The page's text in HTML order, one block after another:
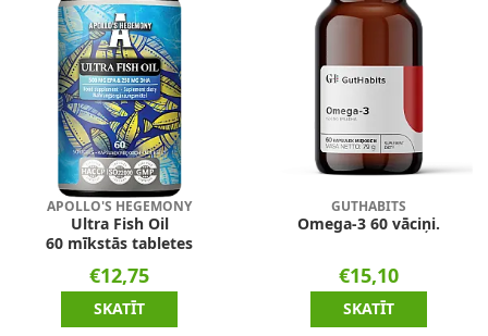
APOLLO'S HEGEMONY
Ultra Fish Oil
60 mīkstās tabletes
€12,75
SKATĪT
GUTHABITS
Omega-3 60 vāciņi.
€15,10
SKATĪT